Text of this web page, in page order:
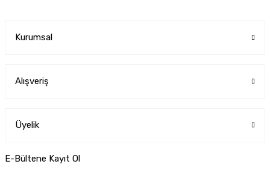
Kurumsal
Alışveriş
Üyelik
E-Bültene Kayıt Ol